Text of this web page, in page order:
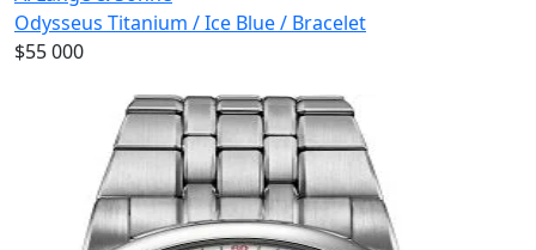
Odysseus Titanium / Ice Blue / Bracelet
$55 000